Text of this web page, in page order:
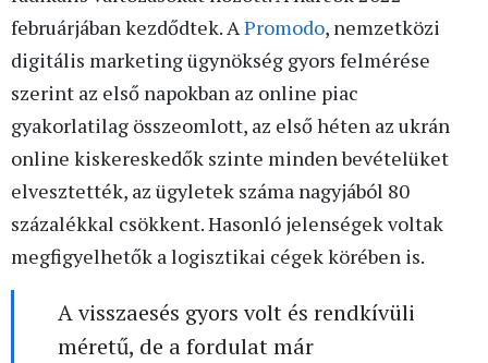
februárjában kezdődtek. A Promodo, nemzetközi
digitális marketing ügynökség gyors felmérése
szerint az első napokban az online piac
gyakorlatilag összeomlott, az első héten az ukrán
online kiskereskedők szinte minden bevételüket
elvesztették, az ügyletek száma nagyjából 80
százalékkal csökkent. Hasonló jelenségek voltak
megfigyelhetők a logisztikai cégek körében is.
A visszaesés gyors volt és rendkívüli
méretű, de a fordulat már